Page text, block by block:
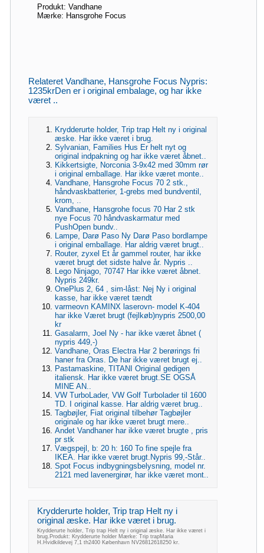
Produkt: Vandhane
Mærke: Hansgrohe Focus
Relateret Vandhane, Hansgrohe Focus Nypris:
1235krDen er i original embalage, og har ikke
været ..
Krydderurte holder, Trip trap Helt ny i original
æske. Har ikke været i brug.
Sylvanian, Families Hus Er helt nyt og
original indpakning og har ikke været åbnet..
Kikkertsigte, Norconia 3-9x42 med 30mm rør
i original emballage. Har ikke været monte..
Vandhane, Hansgrohe Focus 70 2 stk.,
håndvaskbatterier, 1-grebs med bundventil,
krom, ..
Vandhane, Hansgrohe focus 70 Har 2 stk
nye Focus 70 håndvaskarmatur med
PushOpen bundv..
Lampe, Darø Paso Ny Darø Paso bordlampe
i original emballage. Har aldrig været brugt..
Router, zyxel Et år gammel router, har ikke
været brugt det sidste halve år. Nypris ..
Lego Ninjago, 70747 Har ikke været åbnet.
Nypris 249kr.
OnePlus 2, 64 , sim-låst: Nej Ny i original
kasse, har ikke været tændt
varmeovn KAMINX laserovn- model K-404
har ikke Været brugt (fejlkøb)nypris 2500,00
kr
Gasalarm, Joel Ny - har ikke været åbnet (
nypris 449,-)
Vandhane, Oras Electra Har 2 berørings fri
haner fra Oras. De har ikke været brugt ej..
Pastamaskine, TITANI Original gedigen
italiensk. Har ikke været brugt.SE OGSÅ
MINE AN..
VW TurboLader, VW Golf Turbolader til 1600
TD. I original kasse. Har aldrig været brug..
Tagbøjler, Fiat original tilbehør Tagbøjler
originale og har ikke været brugt mere..
Andet Vandhaner har ikke været brugte , pris
pr stk
Vægspejl, b: 20 h: 160 To fine spejle fra
IKEA. Har ikke været brugt.Nypris 99,-Står..
Spot Focus indbygningsbelysning, model nr.
2121 med lavenergirør, har ikke været mont..
Krydderurte holder, Trip trap Helt ny i
original æske. Har ikke været i brug.
Krydderurte holder, Trip trap Helt ny i original æske. Har ikke været i
brug.Produkt: Krydderurte holder Mærke: Trip trapMaria
H.Hvidkildevej 7,1 th2400 København NV26812618250 kr.